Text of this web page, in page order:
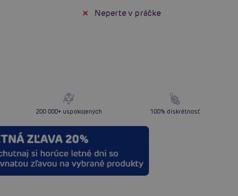
Neperte v práčke
200 000+ uspokojených 100% diskrétnosť